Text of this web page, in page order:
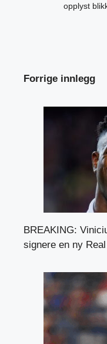
opplyst
Forrige innlegg
BREAKING:
signere en ny